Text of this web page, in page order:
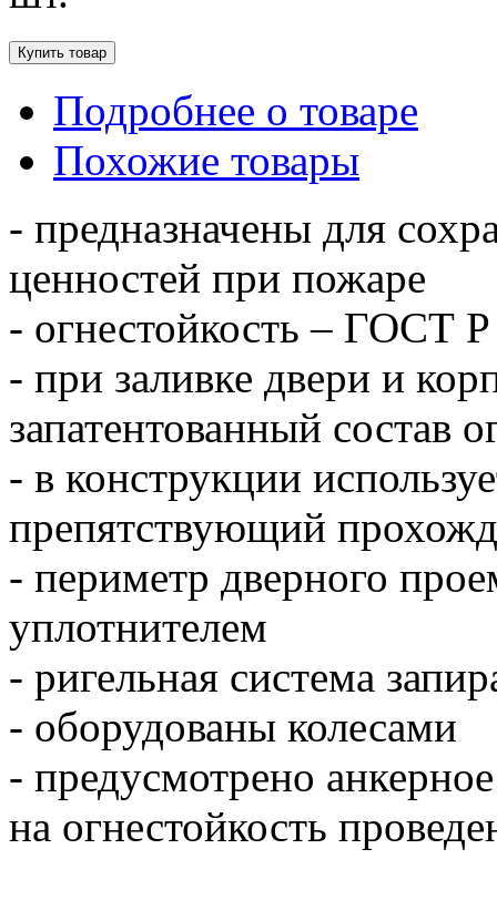
Подробнее о товаре
Похожие товары
- предназначены для
ценностей при пожаре
- огнестойкость – ГОСТ
- при заливке двери и
запатентованный состав
- в конструкции
препятствующий
- периметр дверного
уплотнителем
- ригельная система
- оборудованы колесами
- предусмотрено
на огнестойкость